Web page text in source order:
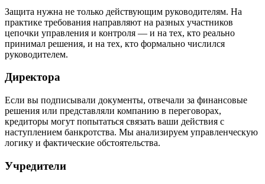
Защита нужна не только действующим руководителям. На
практике требования направляют на разных участников
цепочки управления и контроля — и на тех, кто реально
принимал решения, и на тех, кто формально числился
руководителем.
Директора
Если вы подписывали документы, отвечали за финансовые
решения или представляли компанию в переговорах,
кредиторы могут попытаться связать ваши действия с
наступлением банкротства. Мы анализируем управленческую
логику и фактические обстоятельства.
Учредители